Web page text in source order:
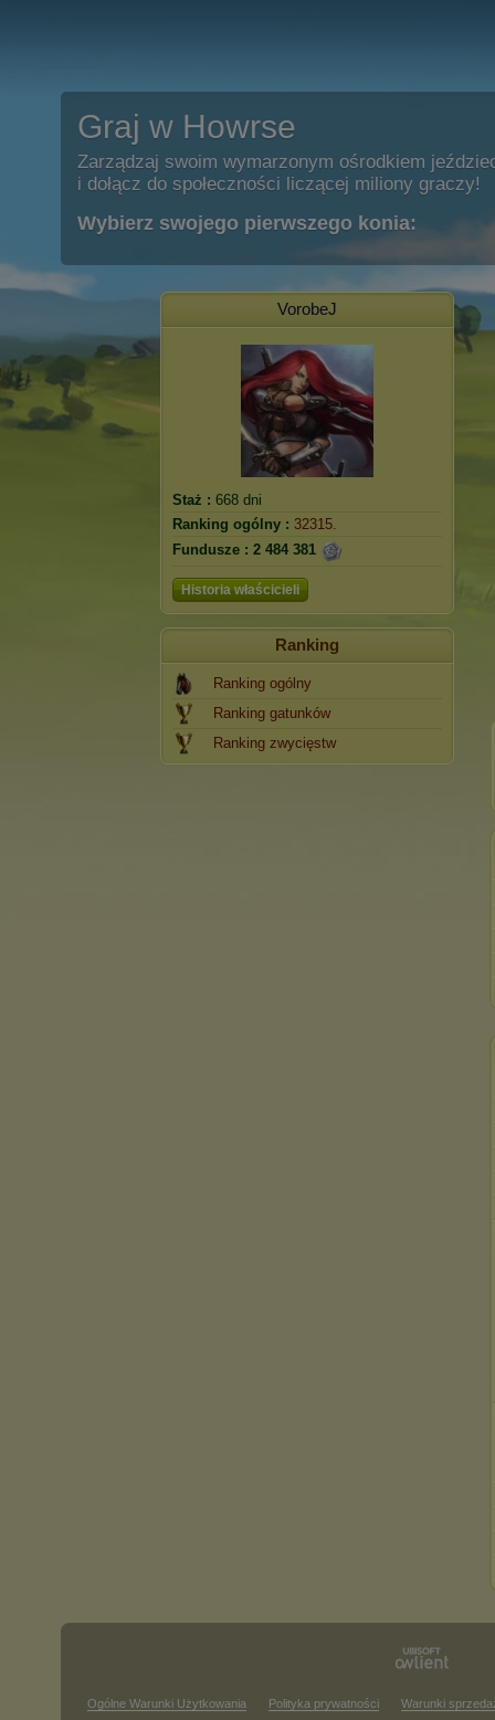
Graj w Howrse
Zarządzaj swoim wymarzonym ośrodkiem
i dołącz do społeczności liczącej miliony graczy!
Wybierz swojego pierwszego konia:
VorobeJ
Staż : 668 dni
Ranking ogólny : 32315.
Fundusze : 2 484 381
Historia właścicieli
Ranking
Ranking ogólny
Ranking gatunków
Ranking zwycięstw
Ogólne Warunki Użytkowania Polityka prywatności Warunki